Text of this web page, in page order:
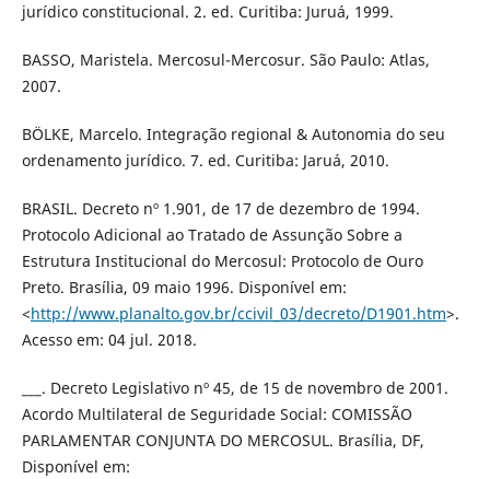
jurídico constitucional. 2. ed. Curitiba: Juruá, 1999.
BASSO, Maristela. Mercosul-Mercosur. São Paulo: Atlas,
2007.
BÖLKE, Marcelo. Integração regional & Autonomia do seu
ordenamento jurídico. 7. ed. Curitiba: Jaruá, 2010.
BRASIL. Decreto nº 1.901, de 17 de dezembro de 1994.
Protocolo Adicional ao Tratado de Assunção Sobre a
Estrutura Institucional do Mercosul: Protocolo de Ouro
Preto. Brasília, 09 maio 1996. Disponível em:
<http://www.planalto.gov.br/ccivil_03/decreto/D1901.htm>.
Acesso em: 04 jul. 2018.
___. Decreto Legislativo nº 45, de 15 de novembro de 2001.
Acordo Multilateral de Seguridade Social: COMISSÃO
PARLAMENTAR CONJUNTA DO MERCOSUL. Brasília, DF,
Disponível em: